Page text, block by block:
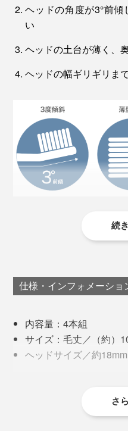
ヘッドの角度が3°前
い
ヘッドの土台が薄く、
ヘッドの幅ギリギリま
毛先が開いてきた時、ま
ブラシに交換してくださ
続
仕様・インフォメーショ
内容量：4本組
サイズ：毛丈／（約）
ヘッドサイズ／約18mm
さ